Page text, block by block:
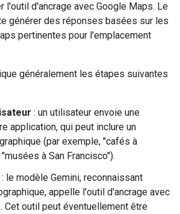
l'outil d'ancrage avec Google Maps. Le
générer des réponses basées sur les
pertinentes pour l'emplacement
généralement les étapes suivantes
: un utilisateur envoie une
application, qui peut inclure un
(par exemple, "cafés à
à San Francisco").
: le modèle Gemini, reconnaissant
appelle l'outil d'ancrage avec
Cet outil peut éventuellement être